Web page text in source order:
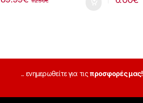
... ενημερωθείτε για τιςπροσφορές μας!